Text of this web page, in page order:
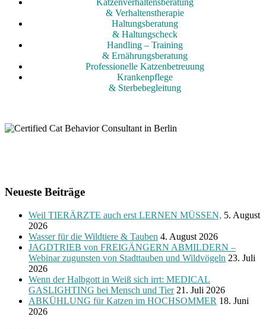
Katzenverhaltensberatung
& Verhaltenstherapie
Haltungsberatung
& Haltungscheck
Handling – Training
& Ernährungsberatung
Professionelle Katzenbetreuung
Krankenpflege
& Sterbebegleitung
Neueste Beiträge
Weil TIERÄRZTE auch erst LERNEN MÜSSEN, 5. August
2026
Wasser für die Wildtiere & Tauben 4. August 2026
JAGDTRIEB von FREIGÄNGERN ABMILDERN –
Webinar zugunsten von Stadttauben und Wildvögeln 23. Juli
2026
Wenn der Halbgott in Weiß sich irrt: MEDICAL
GASLIGHTING bei Mensch und Tier 21. Juli 2026
ABKÜHLUNG für Katzen im HOCHSOMMER 18. Juni
2026